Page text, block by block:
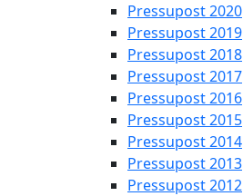
Pressupost 2020
Pressupost 2019
Pressupost 2018
Pressupost 2017
Pressupost 2016
Pressupost 2015
Pressupost 2014
Pressupost 2013
Pressupost 2012